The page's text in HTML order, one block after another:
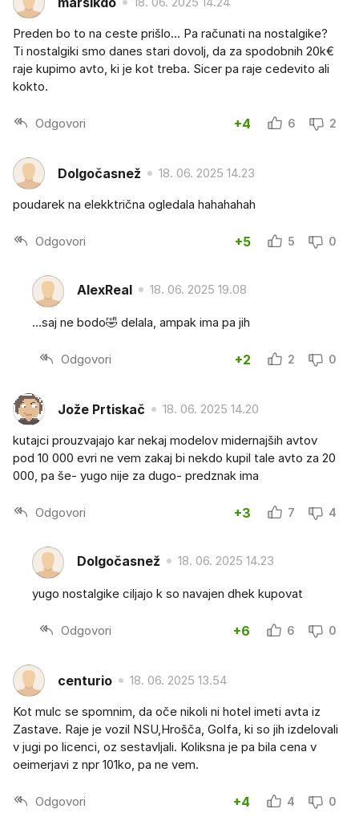
Preden bo to na ceste prišlo... Pa računati na nostalgike?
Ti nostalgiki smo danes stari dovolj, da za spodobnih 20k€
raje kupimo avto, ki je kot treba. Sicer pa raje cedevito ali
kokto.
Odgovori +4 6 2
Dolgočasnež 18. 06. 2025 14.23
poudarek na elekktrična ogledala hahahahah
Odgovori +5 5 0
AlexReal 18. 06. 2025 19.08
...saj ne bodo🤣 delala, ampak ima pa jih
Odgovori +2 2 0
Jože Prtiskač 18. 06. 2025 14.20
kutajci prouzvajajo kar nekaj modelov midernajših avtov
pod 10 000 evri ne vem zakaj bi nekdo kupil tale avto za 20
000, pa še- yugo nije za dugo- predznak ima
Odgovori +3 7 4
Dolgočasnež 18. 06. 2025 14.23
yugo nostalgike ciljajo k so navajen dhek kupovat
Odgovori +6 6 0
centurio 18. 06. 2025 13.54
Kot mulc se spomnim, da oče nikoli ni hotel imeti avta iz
Zastave. Raje je vozil NSU,Hrošča, Golfa, ki so jih izdelovali
v jugi po licenci, oz sestavljali. Koliksna je pa bila cena v
oeimerjavi z npr 101ko, pa ne vem.
Odgovori +4 4 0